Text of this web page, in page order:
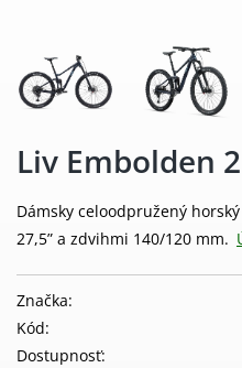
Liv Embolden 2
Dámsky celoodpružený
27,5” a zdvihmi 140/120 mm.
Značka:
Kód:
Dostupnosť: